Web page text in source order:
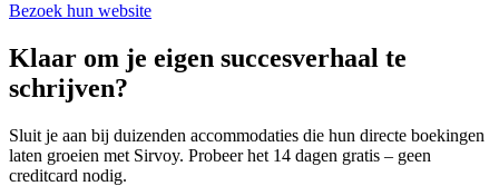
Bezoek hun website
Klaar om je eigen succesverhaal te
schrijven?
Sluit je aan bij duizenden accommodaties die hun directe boekingen
laten groeien met Sirvoy. Probeer het 14 dagen gratis – geen
creditcard nodig.